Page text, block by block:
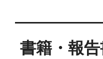
書籍・報